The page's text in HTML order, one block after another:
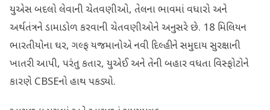
યુએસ બદલો લેવાની ચેતવણીઓ, તેલના ભાવમાં વધારો અને
અર્થતંત્રને ડામાડોળ કરવાની ચેતવણીઓને અનુસરે છે. 18 મિલિયન
ભારતીયોના ઘર, ગલ્ફ યજમાનોએ નવી દિલ્હીને સમુદાય સુરક્ષાની
ખાતરી આપી, પરંતુ કતાર, યુએઈ અને તેની બહાર વધતા વિસ્ફોટોને
કારણે CBSEનો હાથ પકડ્યો.